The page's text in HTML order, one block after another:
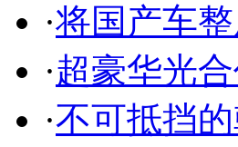
·将国产车
·超豪华光
·不可抵挡